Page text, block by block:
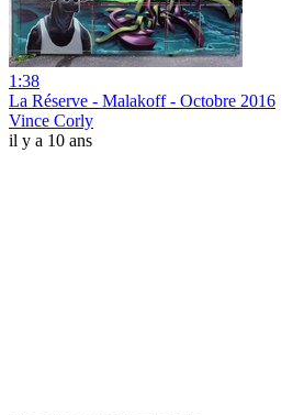
1:38
La Réserve - Malakoff - Octobre 2016
Vince Corly
il y a 10 ans